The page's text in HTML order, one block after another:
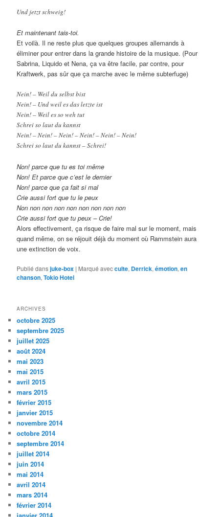
Und jetzt schweig!
Et maintenant tais-toi.
Et voilà. Il ne reste plus que quelques groupes allemands à
éliminer pour entrer dans la grande histoire de la musique. (Pour
Sabrina, Liquido et Nena, ça va être facile, par contre, pour
Kraftwerk, pas sûr que ça marche avec le même subterfuge)
Nein! – Weil du selbst bist
Nein! – Und weil es das letzte ist
Nein! – Weil es so weh tut
Schrei so laut du kannst
Nein! – Nein! – Nein! – Nein! – Nein! – Nein!
Schrei so laut du kannst – Schrei!
Non! parce que tu es toi même
Non! Et parce que c’est le dernier
Non! parce que ça fait si mal
Crie aussi fort que tu le peux
Non non non non non non non non non
Crie aussi fort que tu peux – Crie!
Alors effectivement, ça risque de faire mal sur le moment, mais
quand même, on se réjouit déjà du moment où Rammstein aura
une extinction de voix.
Publié dansjuke-box | Marqué avecculte, Derrick,émotion,en
chanson,Tokio Hotel
ARCHIVES
octobre 2025
septembre 2025
juillet 2025
août 2024
mai 2023
mai 2015
avril 2015
mars 2015
février 2015
janvier 2015
novembre 2014
octobre 2014
septembre 2014
juillet 2014
juin 2014
mai 2014
avril 2014
mars 2014
février 2014